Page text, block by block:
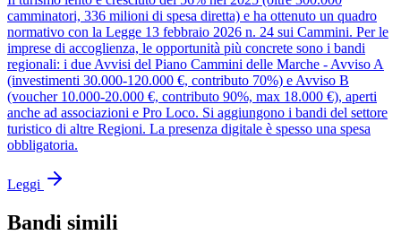
camminatori, 336 milioni di spesa diretta) e ha ottenuto un quadro
normativo con la Legge 13 febbraio 2026 n. 24 sui Cammini. Per le
imprese di accoglienza, le opportunità più concrete sono i bandi
regionali: i due Avvisi del Piano Cammini delle Marche - Avviso A
(investimenti 30.000-120.000 €, contributo 70%) e Avviso B
(voucher 10.000-20.000 €, contributo 90%, max 18.000 €), aperti
anche ad associazioni e Pro Loco. Si aggiungono i bandi del settore
turistico di altre Regioni. La presenza digitale è spesso una spesa
obbligatoria.
Leggi
Bandi simili